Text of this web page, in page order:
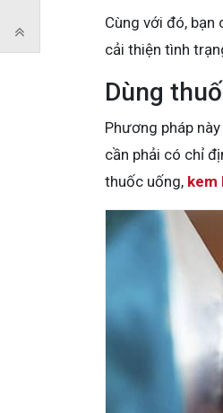
Cùng với đó,
cải thiện tình
Dùng
Phương pháp
cần phải có chỉ
thuốc uống, kem